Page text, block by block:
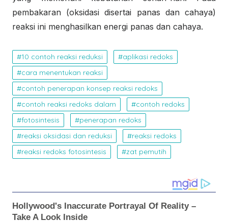
pembakaran (oksidasi disertai panas dan cahaya)
reaksi ini menghasilkan energi panas dan cahaya.
10 contoh reaksi reduksi
aplikasi redoks
cara menentukan reaksi
contoh penerapan konsep reaksi redoks
contoh reaksi redoks dalam
contoh redoks
fotosintesis
penerapan redoks
reaksi oksidasi dan reduksi
reaksi redoks
reaksi redoks fotosintesis
zat pemutih